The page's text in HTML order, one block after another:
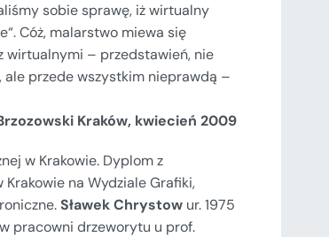
sobie sprawę, iż wirtualny
Cóż, malarstwo miewa się
wirtualnymi – przedstawień, nie
ale przede wszystkim nieprawdą –
Kraków, kwiecień 2009
w Krakowie. Dyplom z
na Wydziale Grafiki,
Sławek Chrystow ur. 1975
pracowni drzeworytu u prof.